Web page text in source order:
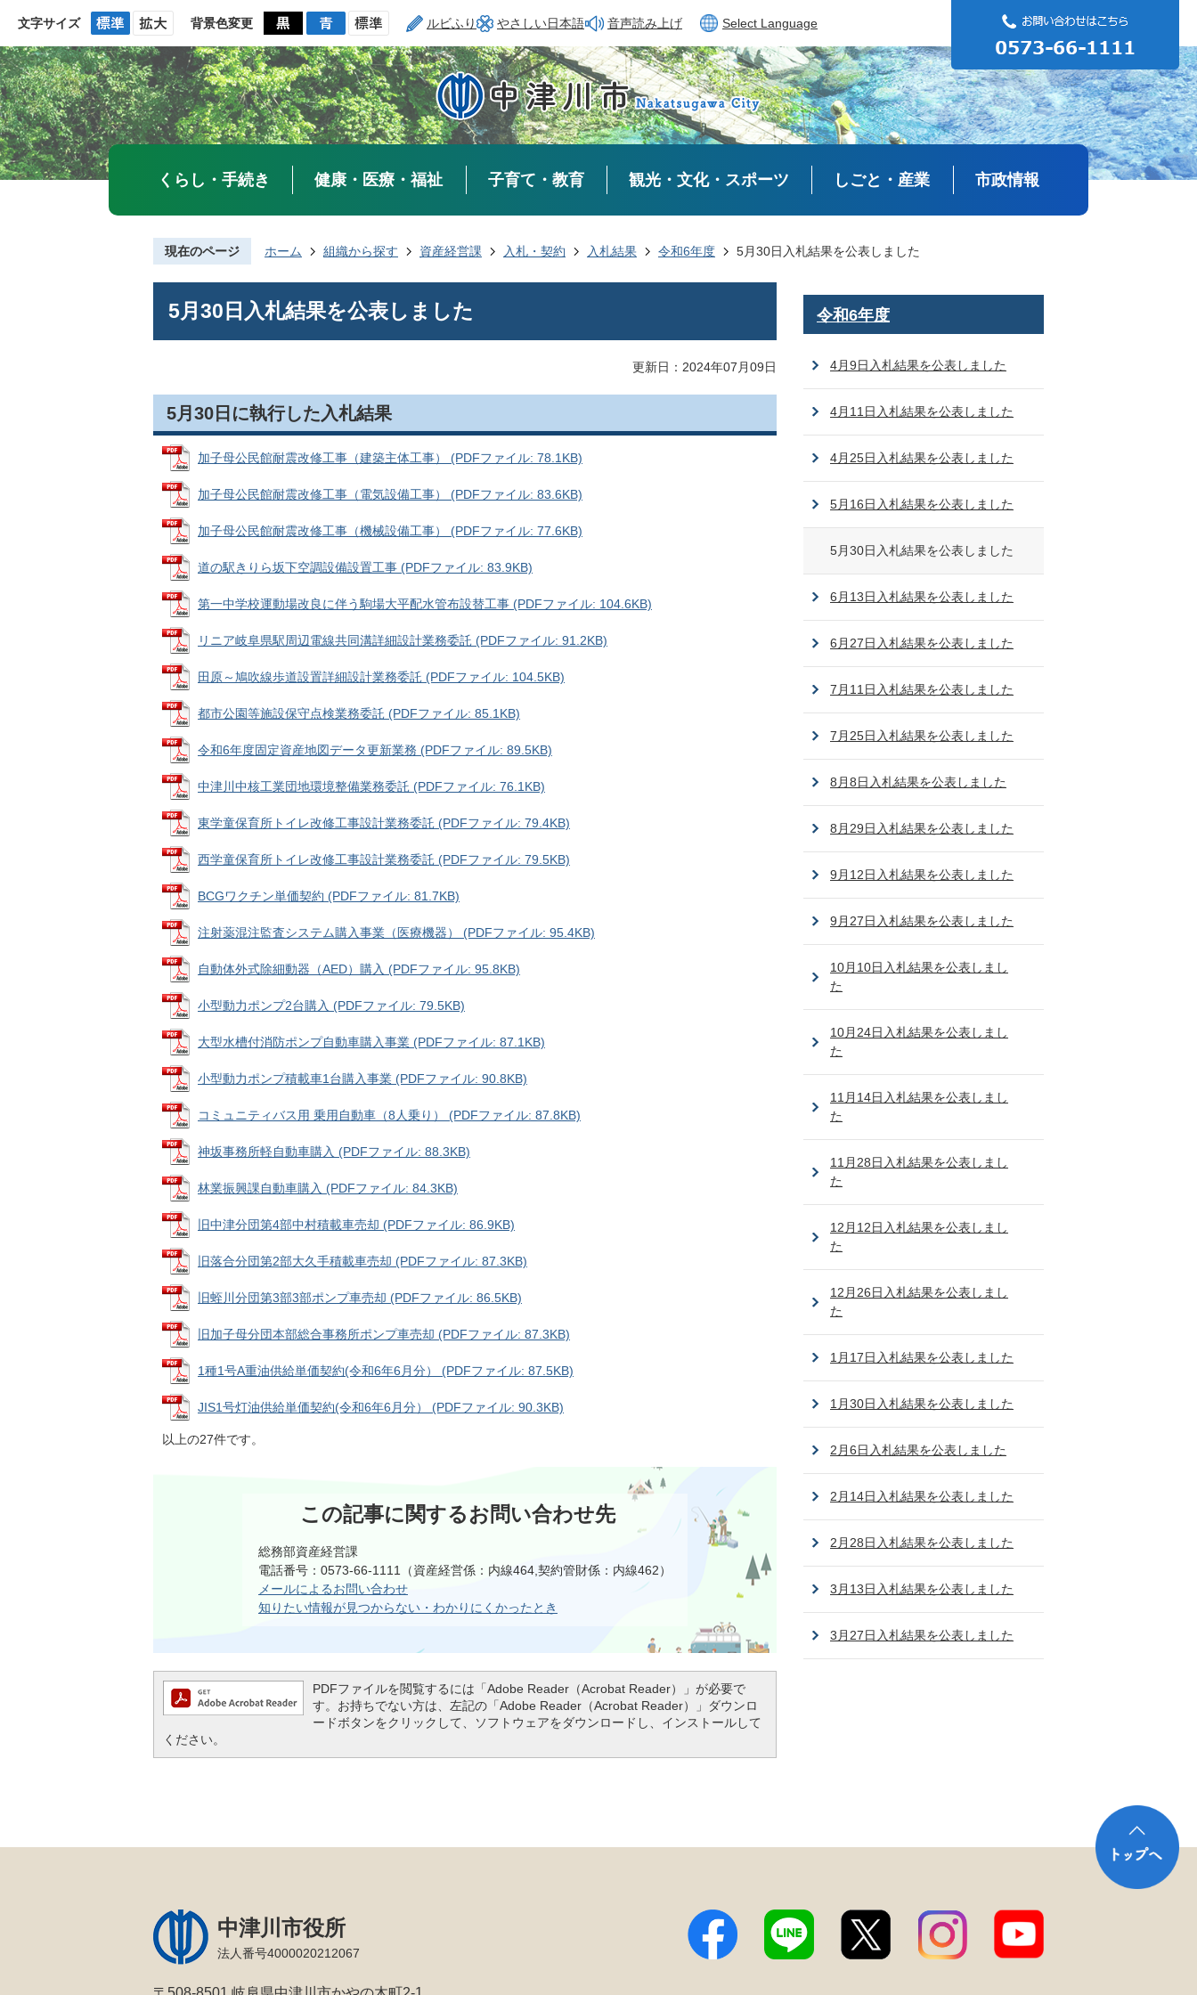
文字サイズ 背景色変更 ルビふり やさしい日本語 音声読み上げ Select Language
くらし・手続き 健康・医療・福祉 子育て・教育 観光・文化・スポーツ しごと・産業 市政情報
現在のページ ホーム 組織から探す 資産経営課 入札・契約 入札結果 令和6年度 5月30日入札結果を公表しました
5月30日入札結果を公表しました
更新日：2024年07月09日
5月30日に執行した入札結果
加子母公民館耐震改修工事（建築主体工事） (PDFファイル: 78.1KB)
加子母公民館耐震改修工事（電気設備工事） (PDFファイル: 83.6KB)
加子母公民館耐震改修工事（機械設備工事） (PDFファイル: 77.6KB)
道の駅きりら坂下空調設備設置工事 (PDFファイル: 83.9KB)
第一中学校運動場改良に伴う駒場大平配水管布設替工事 (PDFファイル: 104.6KB)
リニア岐阜県駅周辺電線共同溝詳細設計業務委託 (PDFファイル: 91.2KB)
田原～鳩吹線歩道設置詳細設計業務委託 (PDFファイル: 104.5KB)
都市公園等施設保守点検業務委託 (PDFファイル: 85.1KB)
令和6年度固定資産地図データ更新業務 (PDFファイル: 89.5KB)
中津川中核工業団地環境整備業務委託 (PDFファイル: 76.1KB)
東学童保育所トイレ改修工事設計業務委託 (PDFファイル: 79.4KB)
西学童保育所トイレ改修工事設計業務委託 (PDFファイル: 79.5KB)
BCGワクチン単価契約 (PDFファイル: 81.7KB)
注射薬混注監査システム購入事業（医療機器） (PDFファイル: 95.4KB)
自動体外式除細動器（AED）購入 (PDFファイル: 95.8KB)
小型動力ポンプ2台購入 (PDFファイル: 79.5KB)
大型水槽付消防ポンプ自動車購入事業 (PDFファイル: 87.1KB)
小型動力ポンプ積載車1台購入事業 (PDFファイル: 90.8KB)
コミュニティバス用 乗用自動車（8人乗り） (PDFファイル: 87.8KB)
神坂事務所軽自動車購入 (PDFファイル: 88.3KB)
林業振興課自動車購入 (PDFファイル: 84.3KB)
旧中津分団第4部中村積載車売却 (PDFファイル: 86.9KB)
旧落合分団第2部大久手積載車売却 (PDFファイル: 87.3KB)
旧蛭川分団第3部3部ポンプ車売却 (PDFファイル: 86.5KB)
旧加子母分団本部総合事務所ポンプ車売却 (PDFファイル: 87.3KB)
1種1号A重油供給単価契約(令和6年6月分） (PDFファイル: 87.5KB)
JIS1号灯油供給単価契約(令和6年6月分） (PDFファイル: 90.3KB)
以上の27件です。
この記事に関するお問い合わせ先
総務部資産経営課
電話番号：0573-66-1111（資産経営係：内線464,契約管財係：内線462）
メールによるお問い合わせ
知りたい情報が見つからない・わかりにくかったとき
PDFファイルを閲覧するには「Adobe Reader（Acrobat Reader）」が必要で
す。お持ちでない方は、左記の「Adobe Reader（Acrobat Reader）」ダウンロ
ードボタンをクリックして、ソフトウェアをダウンロードし、インストールして
ください。
令和6年度
4月9日入札結果を公表しました
4月11日入札結果を公表しました
4月25日入札結果を公表しました
5月16日入札結果を公表しました
5月30日入札結果を公表しました
6月13日入札結果を公表しました
6月27日入札結果を公表しました
7月11日入札結果を公表しました
7月25日入札結果を公表しました
8月8日入札結果を公表しました
8月29日入札結果を公表しました
9月12日入札結果を公表しました
9月27日入札結果を公表しました
10月10日入札結果を公表しまし
た
10月24日入札結果を公表しまし
た
11月14日入札結果を公表しまし
た
11月28日入札結果を公表しまし
た
12月12日入札結果を公表しまし
た
12月26日入札結果を公表しまし
た
1月17日入札結果を公表しました
1月30日入札結果を公表しました
2月6日入札結果を公表しました
2月14日入札結果を公表しました
2月28日入札結果を公表しました
3月13日入札結果を公表しました
3月27日入札結果を公表しました
中津川市役所
法人番号4000020212067